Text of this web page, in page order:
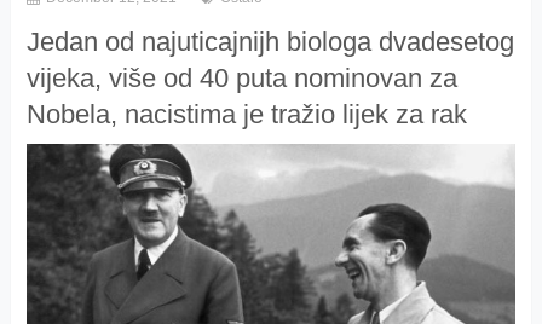
Jedan od najuticajnijh biologa dvadesetog
vijeka, više od 40 puta nominovan za
Nobela, nacistima je tražio lijek za rak